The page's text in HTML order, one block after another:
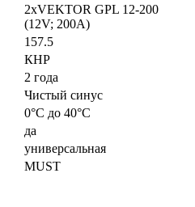
2хVEKTOR GPL 12-200
(12V; 200A)
157.5
КНР
2 года
Чистый синус
0°С до 40°С
да
универсальная
MUST